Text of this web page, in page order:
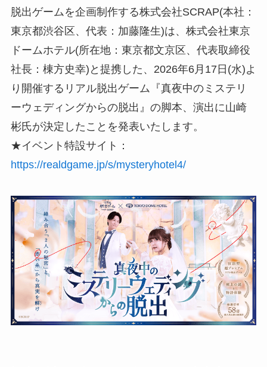
脱出ゲームを企画制作する株式会社SCRAP(本社：
東京都渋谷区、代表：加藤隆生)は、株式会社東京
ドームホテル(所在地：東京都文京区、代表取締役
社長：棟方史幸)と提携した、2026年6月17日(水)よ
り開催するリアル脱出ゲーム『真夜中のミステリ
ーウェディングからの脱出』の脚本、演出に山崎
彬氏が決定したことを発表いたします。
★イベント特設サイト：
https://realdgame.jp/s/mysteryhotel4/